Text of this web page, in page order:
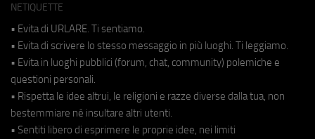
NETIQUETTE
• Evita di URLARE. Ti sentiamo.
• Evita di scrivere lo stesso messaggio in più luoghi. Ti leggiamo.
• Evita in luoghi pubblici (forum, chat, community) polemiche e
questioni personali.
• Rispetta le idee altrui, le religioni e razze diverse dalla tua, non
bestemmiare né insultare altri utenti.
• Sentiti libero di esprimere le proprie idee, nei limiti